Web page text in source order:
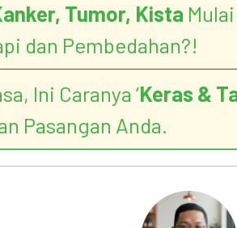
Tumor, Kista
dan Pembedahan?!
Ini Caranya ‘Keras &
Pasangan Anda.